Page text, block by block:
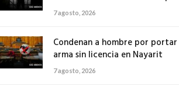
7 agosto, 2026
Condenan a hombre por portar
arma sin licencia en Nayarit
7 agosto, 2026